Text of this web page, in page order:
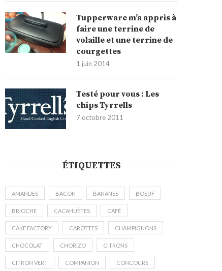
Tupperware m’a appris à
faire une terrine de
volaille et une terrine de
courgettes
1 juin 2014
Testé pour vous : Les
chips Tyrrells
7 octobre 2011
ÉTIQUETTES
AMANDES BACON BANANES BOEUF
BRIOCHE CACAHUÈTES CAFÉ
CAKE FACTORY CAROTTES CHAMPIGNONS
CHOCOLAT CHORIZO CITRONS
CITRON VERT COMPANION CONCOURS